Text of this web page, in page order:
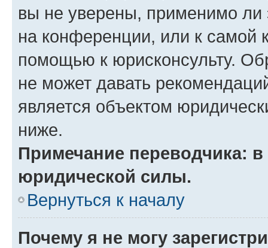
вы не уверены, применимо ли
на конференции, или к самой
помощью к юрисконсульту.
не может давать
является объектом
ниже.
Примечание переводчика:
юридической силы.
Вернуться к началу
Почему я не могу